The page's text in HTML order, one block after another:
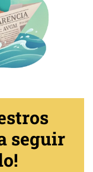
seguir